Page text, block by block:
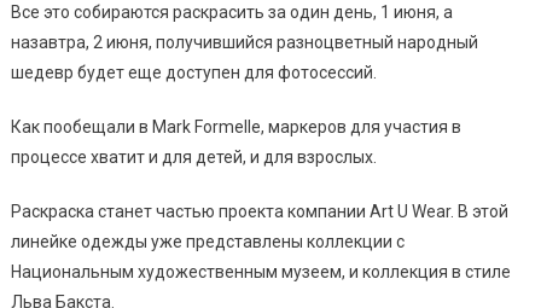
Все это собираются раскрасить за один день, 1 июня, а
назавтра, 2 июня, получившийся разноцветный народный
шедевр будет еще доступен для фотосессий.
Как пообещали в Mark Formelle, маркеров для участия в
процессе хватит и для детей, и для взрослых.
Раскраска станет частью проекта компании Art U Wear. В этой
линейке одежды уже представлены коллекции с
Национальным художественным музеем, и коллекция в стиле
Льва Бакста.